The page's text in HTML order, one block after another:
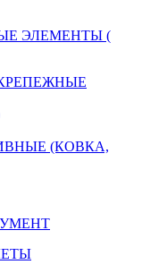
ЭЛЕМЕНТЫ (
(КОВКА,